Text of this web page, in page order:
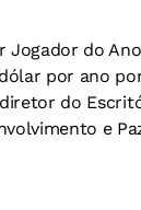
Jogador do
por ano
do
e